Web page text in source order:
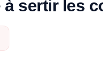
à sertir les